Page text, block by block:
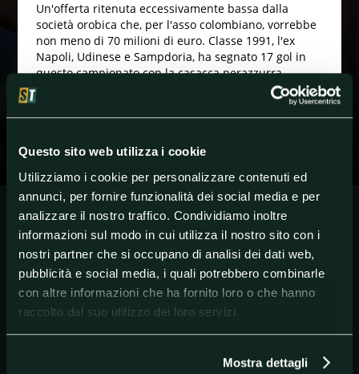
Questo sito web utilizza i cookie
Utilizziamo i cookie per personalizzare contenuti ed
annunci, per fornire funzionalità dei social media e per
analizzare il nostro traffico. Condividiamo inoltre
informazioni sul modo in cui utilizza il nostro sito con i
nostri partner che si occupano di analisi dei dati web,
pubblicità e social media, i quali potrebbero combinarle
con altre informazioni che ha fornito loro o che hanno
raccolto dal suo utilizzo dei loro servizi.
Mostra dettagli
Un'offerta ritenuta eccessivamente bassa dalla
società orobica che, per l'asso colombiano, vorrebbe
non meno di 70 milioni di euro. Classe 1991, l'ex
Napoli, Udinese e Sampdoria, ha segnato 17 gol in
questo campionato con la casacca nerazzurra.
GETTY IMAGES Duvan Zapata Atalanta